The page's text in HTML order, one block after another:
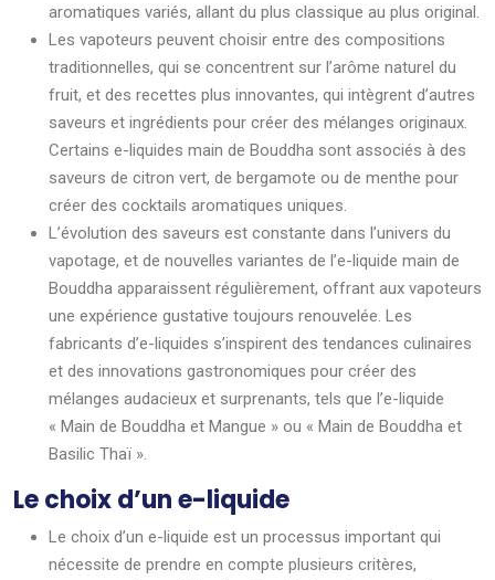
aromatiques variés, allant du plus classique au plus original.
Les vapoteurs peuvent choisir entre des compositions
traditionnelles, qui se concentrent sur l’arôme naturel du
fruit, et des recettes plus innovantes, qui intègrent d’autres
saveurs et ingrédients pour créer des mélanges originaux.
Certains e-liquides main de Bouddha sont associés à des
saveurs de citron vert, de bergamote ou de menthe pour
créer des cocktails aromatiques uniques.
L’évolution des saveurs est constante dans l’univers du
vapotage, et de nouvelles variantes de l’e-liquide main de
Bouddha apparaissent régulièrement, offrant aux vapoteurs
une expérience gustative toujours renouvelée. Les
fabricants d’e-liquides s’inspirent des tendances culinaires
et des innovations gastronomiques pour créer des
mélanges audacieux et surprenants, tels que l’e-liquide
« Main de Bouddha et Mangue » ou « Main de Bouddha et
Basilic Thaï ».
Le choix d’un e-liquide
Le choix d’un e-liquide est un processus important qui
nécessite de prendre en compte plusieurs critères,